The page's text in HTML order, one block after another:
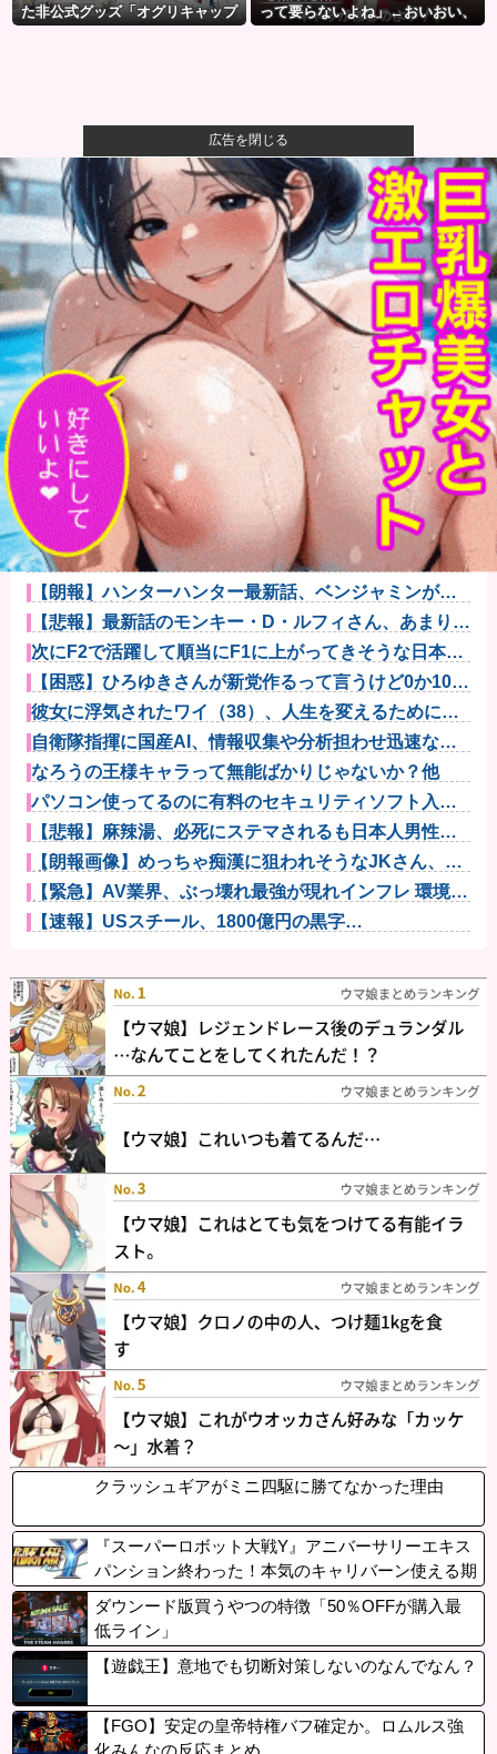
た非公式グッズ「オグリキャップ
って要らないよね」←おいおい、
【悲報】母親、息子を通して男の競争の厳しさを知る
ｗｗｗｗ
【悲報】八王子の夏祭り、衛生管理終わってた
【朗報】ハンターハンター最新話、ベンジャミンが覚
醒して主人公...
【悲報】最新話のモンキー・D・ルフィさん、あまりに
も情けなさ...
次にF2で活躍して順当にF1に上がってきそうな日本人
ドライバ...
【困惑】ひろゆきさんが新党作るって言うけど0か100
みたいな...
彼女に浮気されたワイ（38）、人生を変えるために
「プログラミ...
自衛隊指揮に国産AI、情報収集や分析担わせ迅速な意
思決定…「...
なろうの王様キャラって無能ばかりじゃないか？他
パソコン使ってるのに有料のセキュリティソフト入れ
てない人って...
【悲報】麻辣湯、必死にステマされるも日本人男性か
ら見向きもさ...
【朗報画像】めっちゃ痴漢に狙われそうなJKさん、痴
漢を逮捕ｗ...
【緊急】AV業界、ぶっ壊れ最強が現れインフレ 環境崩
壊ｗｗｗ...
【速報】USスチール、1800億円の黒字
クラッシュギアがミニ四駆に勝てなかった理由
『スーパーロボット大戦Y』アニバーサリーエキス
パンション終わった！本気のキャリバーン使える期
間短！？
ダウンード版買うやつの特徴「50％OFFが購入最
低ライン」
【遊戯王】意地でも切断対策しないのなんでなん？
【FGO】安定の皇帝特権バフ確定か。ロムルス強
化みんなの反応まとめ
広告を閉じる